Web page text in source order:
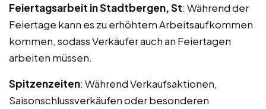
Feiertagsarbeit in Stadtbergen, St: Während der
Feiertage kann es zu erhöhtem Arbeitsaufkommen
kommen, sodass Verkäufer auch an Feiertagen
arbeiten müssen.
Spitzenzeiten: Während Verkaufsaktionen,
Saisonschlussverkäufen oder besonderen